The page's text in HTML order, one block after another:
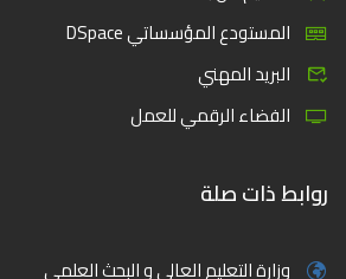
المستودع المؤسساتي DSpace
البريد المهني
الفضاء الرقمي للعمل
روابط ذات صلة
وزارة التعليم العالي و البحث العلمي